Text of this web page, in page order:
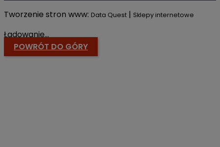
Tworzenie stron www: Data Quest | Sklepy internetowe
Ładowanie...
POWRÓT DO GÓRY